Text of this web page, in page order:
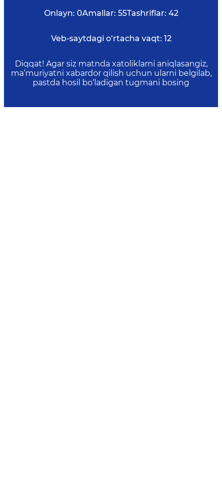
Onlayn: 0Amallar: 55Tashriflar: 42
Veb-saytdagi o‘rtacha vaqt: 12
Diqqat! Agar siz matnda xatoliklarni aniqlasangiz,
ma’muriyatni xabardor qilish uchun ularni belgilab,
pastda hosil bo‘ladigan tugmani bosing